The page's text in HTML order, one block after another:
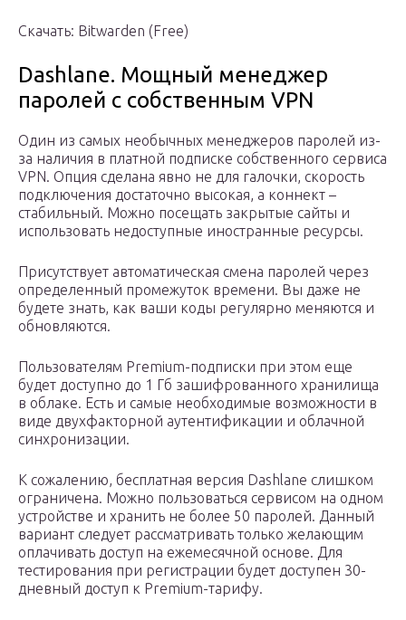
Скачать: Bitwarden (Free)
Dashlane. Мощный менеджер
паролей с собственным VPN
Один из самых необычных менеджеров паролей из-
за наличия в платной подписке собственного сервиса
VPN. Опция сделана явно не для галочки, скорость
подключения достаточно высокая, а коннект –
стабильный. Можно посещать закрытые сайты и
использовать недоступные иностранные ресурсы.
Присутствует автоматическая смена паролей через
определенный промежуток времени. Вы даже не
будете знать, как ваши коды регулярно меняются и
обновляются.
Пользователям Premium-подписки при этом еще
будет доступно до 1 Гб зашифрованного хранилища
в облаке. Есть и самые необходимые возможности в
виде двухфакторной аутентификации и облачной
синхронизации.
К сожалению, бесплатная версия Dashlane слишком
ограничена. Можно пользоваться сервисом на одном
устройстве и хранить не более 50 паролей. Данный
вариант следует рассматривать только желающим
оплачивать доступ на ежемесячной основе. Для
тестирования при регистрации будет доступен 30-
дневный доступ к Premium-тарифу.